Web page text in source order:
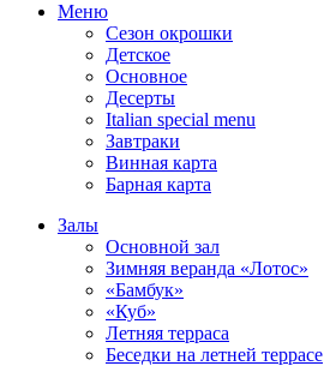
Меню
Сезон окрошки
Детское
Основное
Десерты
Italian special menu
Завтраки
Винная карта
Барная карта
Залы
Основной зал
Зимняя веранда «Лотос»
«Бамбук»
«Куб»
Летняя терраса
Беседки на летней террасе